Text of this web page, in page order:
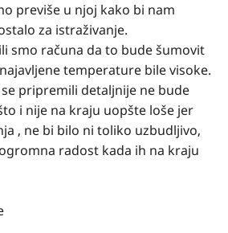
previše u njoj kako bi nam
za istraživanje.
smo računa da to bude šumovit
temperature bile visoke.
pripremili detaljnije ne bude
i nije na kraju uopšte loše jer
, ne bi bilo ni toliko uzbudljivo,
radost kada ih na kraju